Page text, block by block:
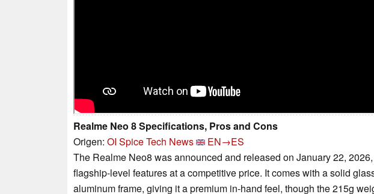
Realme Neo 8 Specifications, Pros and Cons
Origen: OI Spice Tech News
EN→ES
The Realme Neo8 was announced and released on January 22,
flagship-level features at a competitive price. It comes with a solid
aluminum frame, giving it a premium in-hand feel, though the 215g